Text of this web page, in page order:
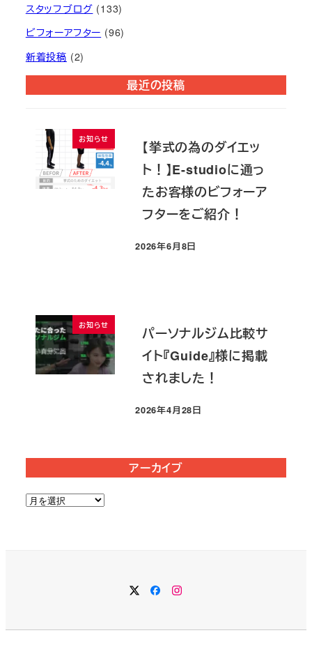
スタッフブログ (133)
ビフォーアフター (96)
新着投稿 (2)
最近の投稿
お知らせ
【挙式の為のダイエッ
ト！】E-studioに通っ
たお客様のビフォーア
フターをご紹介！
投稿日
2026年6月8日
お知らせ
パーソナルジム比較サ
イト『Guide』様に掲載
されました！
投稿日
2026年4月28日
アーカイブ
ア